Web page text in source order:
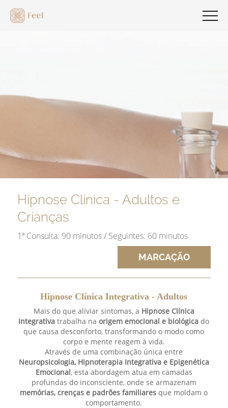
Hipnose Clínica - Adultos e
Crianças
1ª Consulta: 90 minutos / Seguintes: 60 minutos
MARCAÇÃO
Hipnose Clínica Integrativa - Adultos
Mais do que aliviar sintomas, a Hipnose Clínica
Integrativa trabalha naorigem emocional e biológica do
que causa desconforto, transformando o modo como
corpo e mente reagem à vida.
Através de uma combinação única entre
Neuropsicologia, Hipnoterapia Integrativa e Epigenética
Emocional, esta abordagem atua em camadas
profundas do inconsciente, onde se armazenam
memórias, crenças e padrões familiares que moldam o
comportamento.